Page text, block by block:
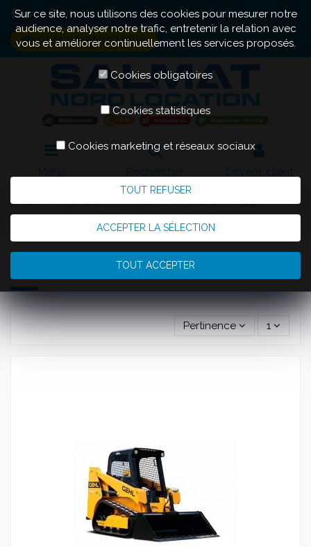
Contactez-nous 03 20 22 04 84
NOS ENGAGEMENTS RSE
Menu Rechercher Devenir client
Accueil Chargeuses et mini-chargeurs Mini-chargeurs
Mini
chargeur GEHL RT135
Mini chargeur GEHL RT135
Pertinence 1
Sur ce site, nous utilisons des cookies pour mesurer notre
audience, analyser notre trafic, entretenir la relation avec
vous et améliorer continuellement les services proposés.
Cookies obligatoires
Cookies statistiques
Cookies marketing et réseaux sociaux
TOUT REFUSER
ACCEPTER LA SÉLECTION
TOUT ACCEPTER